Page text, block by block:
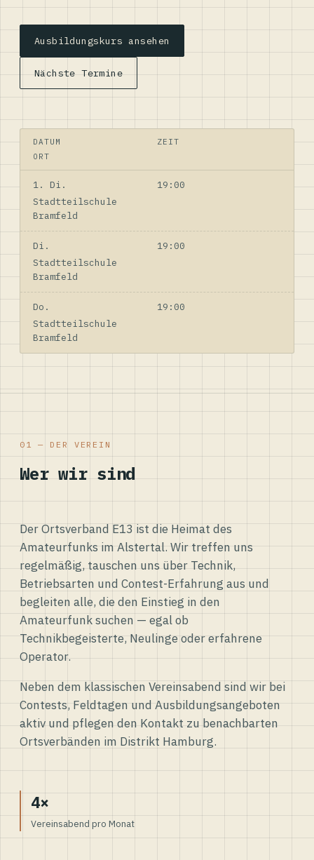
Ausbildungskurs ansehen
Nächste Termine
DATUM
ZEIT
ORT
1. Di.
19:00
Stadtteilschule
Bramfeld
Di.
19:00
Stadtteilschule
Bramfeld
Do.
19:00
Stadtteilschule
Bramfeld
01 — DER VEREIN
Wer wir sind
Der Ortsverband E13 ist die Heimat des
Amateurfunks im Alstertal. Wir treffen uns
regelmäßig, tauschen uns über Technik,
Betriebsarten und Contest-Erfahrung aus und
begleiten alle, die den Einstieg in den
Amateurfunk suchen — egal ob
Technikbegeisterte, Neulinge oder erfahrene
Operator.
Neben dem klassischen Vereinsabend sind wir bei
Contests, Feldtagen und Ausbildungsangeboten
aktiv und pflegen den Kontakt zu benachbarten
Ortsverbänden im Distrikt Hamburg.
4×
Vereinsabend pro Monat